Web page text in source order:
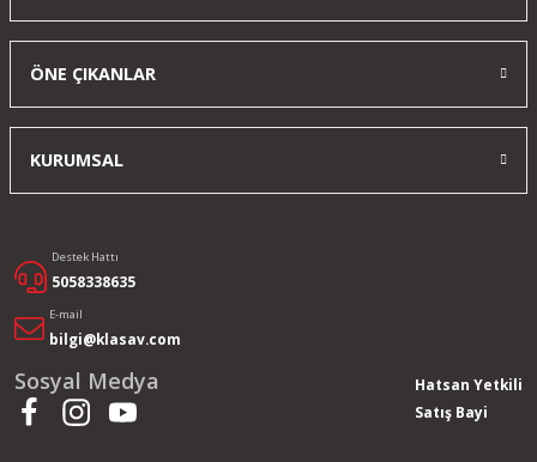
ÖNE ÇIKANLAR
KURUMSAL
Destek Hattı
5058338635
E-mail
bilgi@klasav.com
Sosyal Medya
Hatsan Yetkili
Satış Bayi